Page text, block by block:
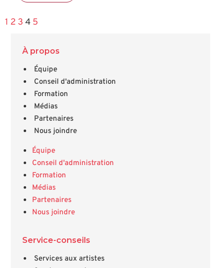
1 2 3 4 5
À propos
Équipe
Conseil d'administration
Formation
Médias
Partenaires
Nous joindre
Équipe
Conseil d'administration
Formation
Médias
Partenaires
Nous joindre
Service-conseils
Services aux artistes